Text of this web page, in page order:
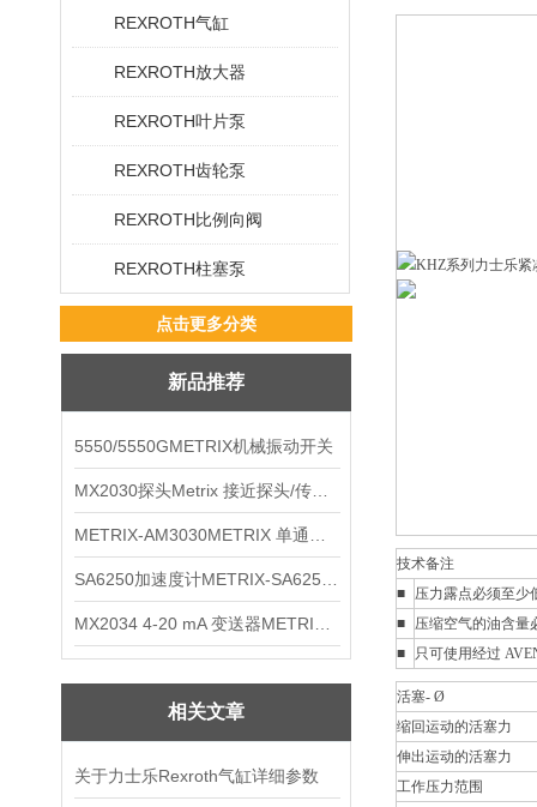
REXROTH气缸
REXROTH放大器
REXROTH叶片泵
REXROTH齿轮泵
REXROTH比例向阀
REXROTH柱塞泵
点击更多分类
新品推荐
5550/5550GMETRIX机械振动开关
相关文章
关于力士乐Rexroth气缸详细参数
技术备注
■
压力露点必须至少
■
压缩空气的油含量
■
只可使用经过
活塞- Ø
缩回运动的活塞力
伸出运动的活塞力
工作压力范围